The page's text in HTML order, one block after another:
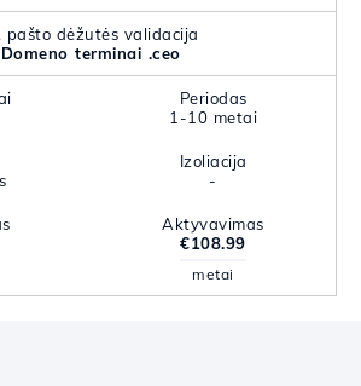
pašto dėžutės validacija
Domeno terminai .ceo
Periodas
1-10 metai
Izoliacija
-
Aktyvavimas
€108.99
metai